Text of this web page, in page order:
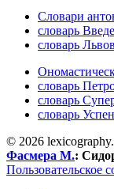
Словари
словарь
словарь
словарь
словарь
словарь
© 2026
Фасмера М.:
Пользовательское